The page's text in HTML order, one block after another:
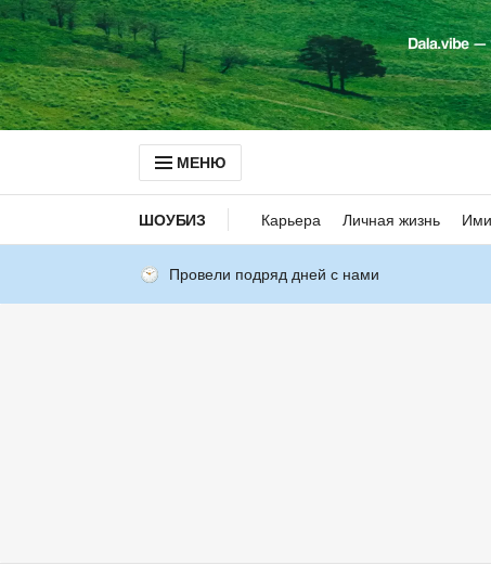
МЕНЮ
ШОУБИЗ Карьера Личная жизнь
Провели подряд дней с нами